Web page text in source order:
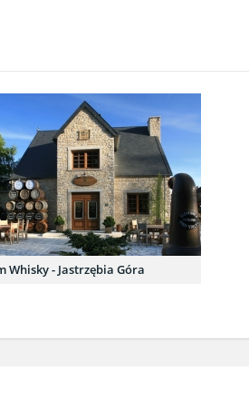
Whisky - Jastrzębia Góra